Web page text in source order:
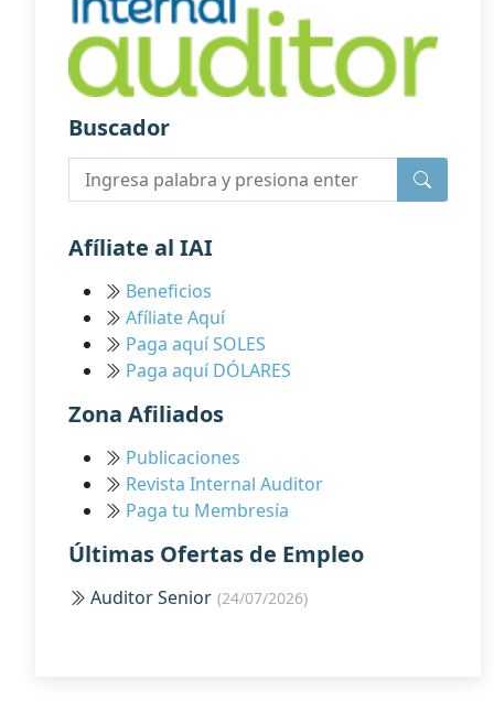
Buscador
Afíliate al IAI
Beneficios
Afíliate Aquí
Paga aquí SOLES
Paga aquí DÓLARES
Zona Afiliados
Publicaciones
Revista Internal Auditor
Paga tu Membresía
Últimas Ofertas de Empleo
Auditor Senior (24/07/2026)